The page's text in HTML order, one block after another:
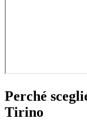
Perché
Tirino